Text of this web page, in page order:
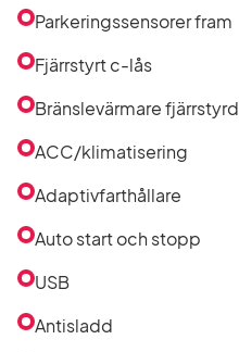
Parkeringssensorer fram
Fjärrstyrt c-lås
Bränslevärmare fjärrstyrd
ACC/klimatisering
Adaptivfarthållare
Auto start och stopp
USB
Antisladd